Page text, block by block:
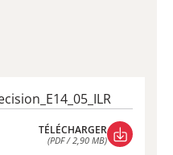
TÉLÉCHARGER
(PDF / 2,90 MB)